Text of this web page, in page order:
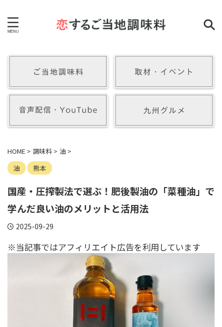
HOME > 調味料 > 油 >
油
熊本
国産・圧搾製法で選ぶ！肥後製油の「菜種油」で
学んだ良い油のメリットと活用法
2025-09-29
※当記事ではアフィリエイト広告を利用しています